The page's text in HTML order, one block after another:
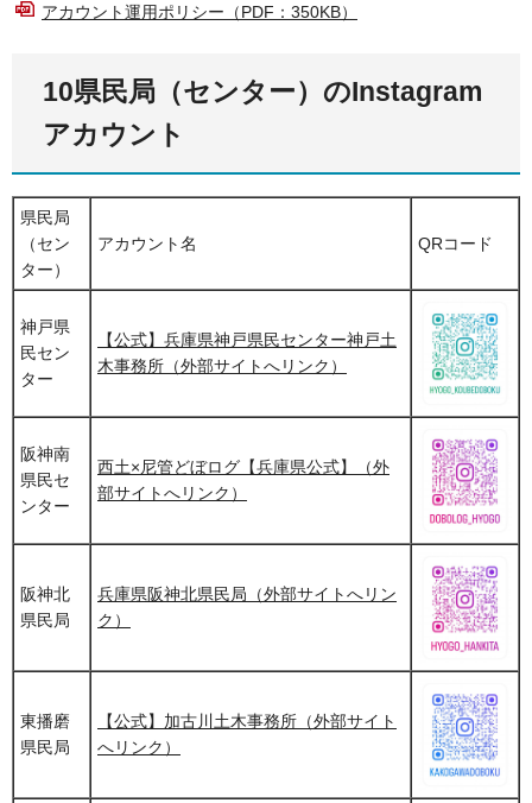
アカウント運用ポリシー（PDF：350KB）
10県民局（センター）のInstagram
アカウント
県民局
（セン
ター）
アカウント名 QRコード
神戸県
民セン
ター
【公式】兵庫県神戸県民センター神戸土
木事務所（外部サイトへリンク）
阪神南
県民セ
ンター
西土×尼管どぼログ【兵庫県公式】（外
部サイトへリンク）
阪神北
県民局
兵庫県阪神北県民局（外部サイトへリン
ク）
東播磨
県民局
【公式】加古川土木事務所（外部サイト
へリンク）